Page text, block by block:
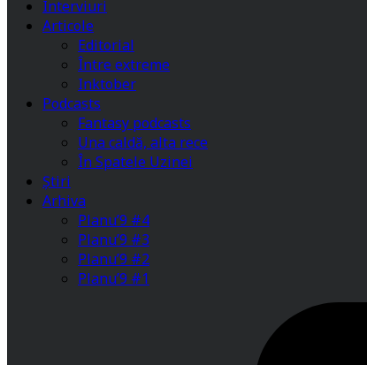
Interviuri
Articole
Editorial
Între extreme
Inktober
Podcasts
Fantasy podcasts
Una caldă, alta rece
În Spatele Uzinei
Știri
Arhiva
Planu’9 #4
Planu’9 #3
Planu’9 #2
Planu’9 #1